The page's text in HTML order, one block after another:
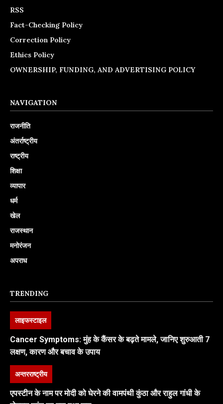
RSS
Fact-Checking Policy
Correction Policy
Ethics Policy
OWNERSHIP, FUNDING, AND ADVERTISING POLICY
NAVIGATION
राजनीति
अंतर्राष्ट्रीय
राष्ट्रीय
शिक्षा
व्यापार
धर्म
खेल
राजस्थान
मनोरंजन
अपराध
TRENDING
लाइफस्टाइल
Cancer Symptoms: मुंह के कैंसर के बढ़ते मामले, जानिए शुरुआती 7
लक्षण, कारण और बचाव के उपाय
अन्तरराष्ट्रीय
एपस्टीन के नाम पर मोदी को घेरने की वामपंथी कुंठा और राहुल गांधी के